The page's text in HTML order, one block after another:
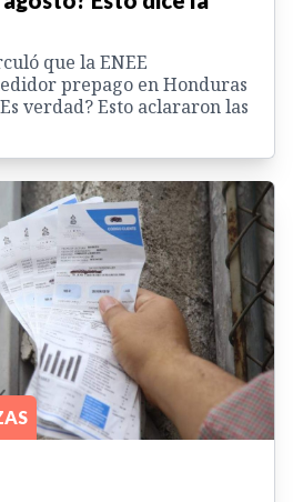
que la ENEE
prepago en Honduras
verdad? Esto aclararon las